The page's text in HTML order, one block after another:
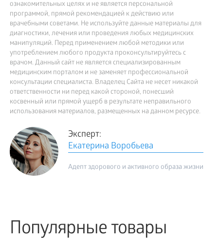
ознакомительных целях и не является персональной
программой, прямой рекомендацией к действию или
врачебными советами. Не используйте данные материалы для
диагностики, лечения или проведения любых медицинских
манипуляций. Перед применением любой методики или
употреблением любого продукта проконсультируйтесь с
врачом. Данный сайт не является специализированным
медицинским порталом и не заменяет профессиональной
консультации специалиста. Владелец Сайта не несет никакой
ответственности ни перед какой стороной, понесший
косвенный или прямой ущерб в результате неправильного
использования материалов, размещенных на данном ресурсе.
Эксперт:
Екатерина Воробьева
Адепт здорового и активного образа жизни
Популярные товары